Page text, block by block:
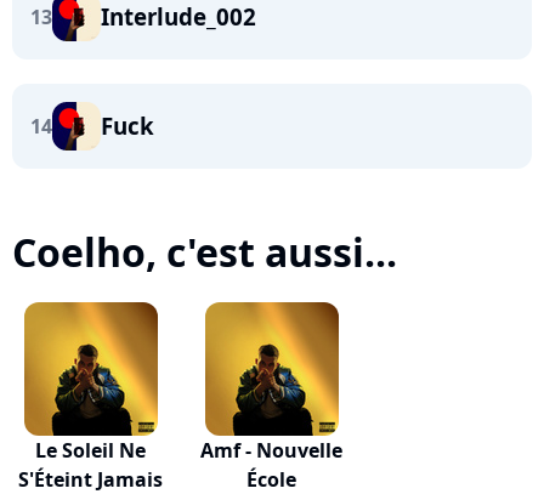
13 Interlude_002
14 Fuck
Coelho, c'est aussi...
Le Soleil Ne
S'Éteint Jamais
Amf - Nouvelle
École